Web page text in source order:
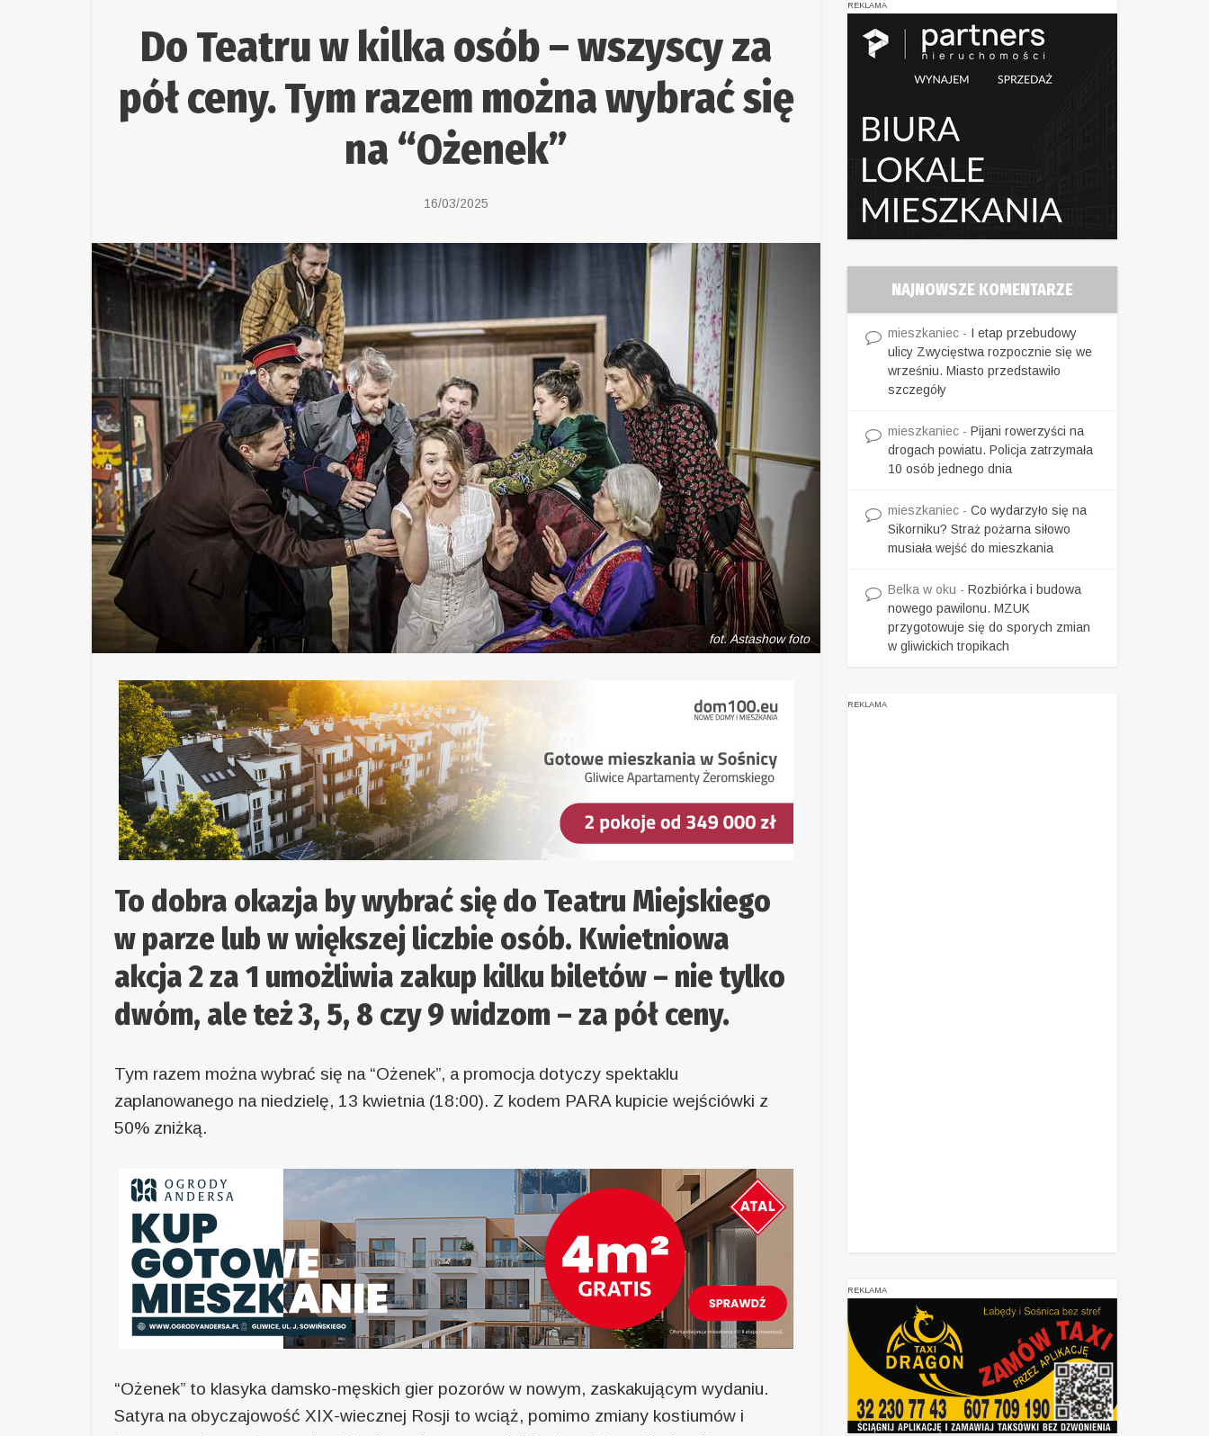
Do Teatru w kilka osób – wszyscy za
pół ceny. Tym razem można wybrać się
na “Ożenek”
16/03/2025
fot. Astashow foto
To dobra okazja by wybrać się do Teatru Miejskiego
w parze lub w większej liczbie osób. Kwietniowa
akcja 2 za 1 umożliwia zakup kilku biletów – nie tylko
dwóm, ale też 3, 5, 8 czy 9 widzom – za pół ceny.
Tym razem można wybrać się na “Ożenek”, a promocja dotyczy spektaklu
zaplanowanego na niedzielę, 13 kwietnia (18:00). Z kodem PARA kupicie wejściówki z
50% zniżką.
“Ożenek” to klasyka damsko-męskich gier pozorów w nowym, zaskakującym wydaniu.
Satyra na obyczajowość XIX-wiecznej Rosji to wciąż, pomimo zmiany kostiumów i
REKLAMA
NAJNOWSZE KOMENTARZE
mieszkaniec - I etap przebudowy
ulicy Zwycięstwa rozpocznie się we
wrześniu. Miasto przedstawiło
szczegóły
mieszkaniec - Pijani rowerzyści na
drogach powiatu. Policja zatrzymała
10 osób jednego dnia
mieszkaniec - Co wydarzyło się na
Sikorniku? Straż pożarna siłowo
musiała wejść do mieszkania
Belka w oku - Rozbiórka i budowa
nowego pawilonu. MZUK
przygotowuje się do sporych zmian
w gliwickich tropikach
REKLAMA
REKLAMA